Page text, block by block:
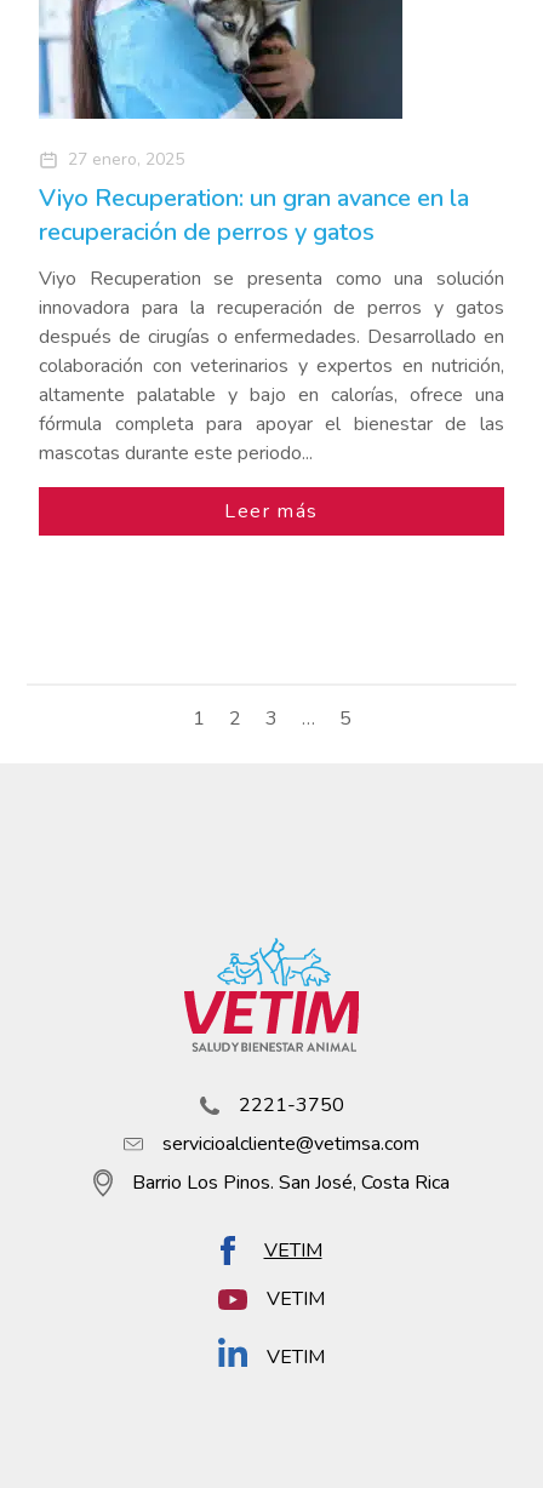
27 enero, 2025
Viyo Recuperation: un gran avance en la
recuperación de perros y gatos
Viyo Recuperation se presenta como una solución
innovadora para la recuperación de perros y gatos
después de cirugías o enfermedades. Desarrollado en
colaboración con veterinarios y expertos en nutrición,
altamente palatable y bajo en calorías, ofrece una
fórmula completa para apoyar el bienestar de las
mascotas durante este periodo...
Leer más
1 2 3 … 5
2221-3750
servicioalcliente@vetimsa.com
Barrio Los Pinos. San José, Costa Rica
VETIM
VETIM
VETIM